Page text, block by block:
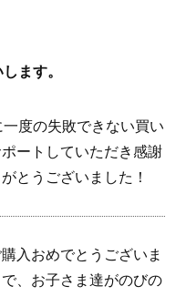
ます。
度の失敗できない買い
ートしていただき感謝
とうございました！
入おめでとうございま
、お子さま達がのびの